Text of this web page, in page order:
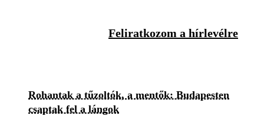
Feliratkozom a hírlevélre
Rohantak a tűzoltók, a mentők: Budapesten
csaptak fel a lángok